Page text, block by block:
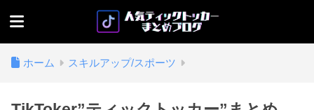
ホーム スキルアップ/スポーツ